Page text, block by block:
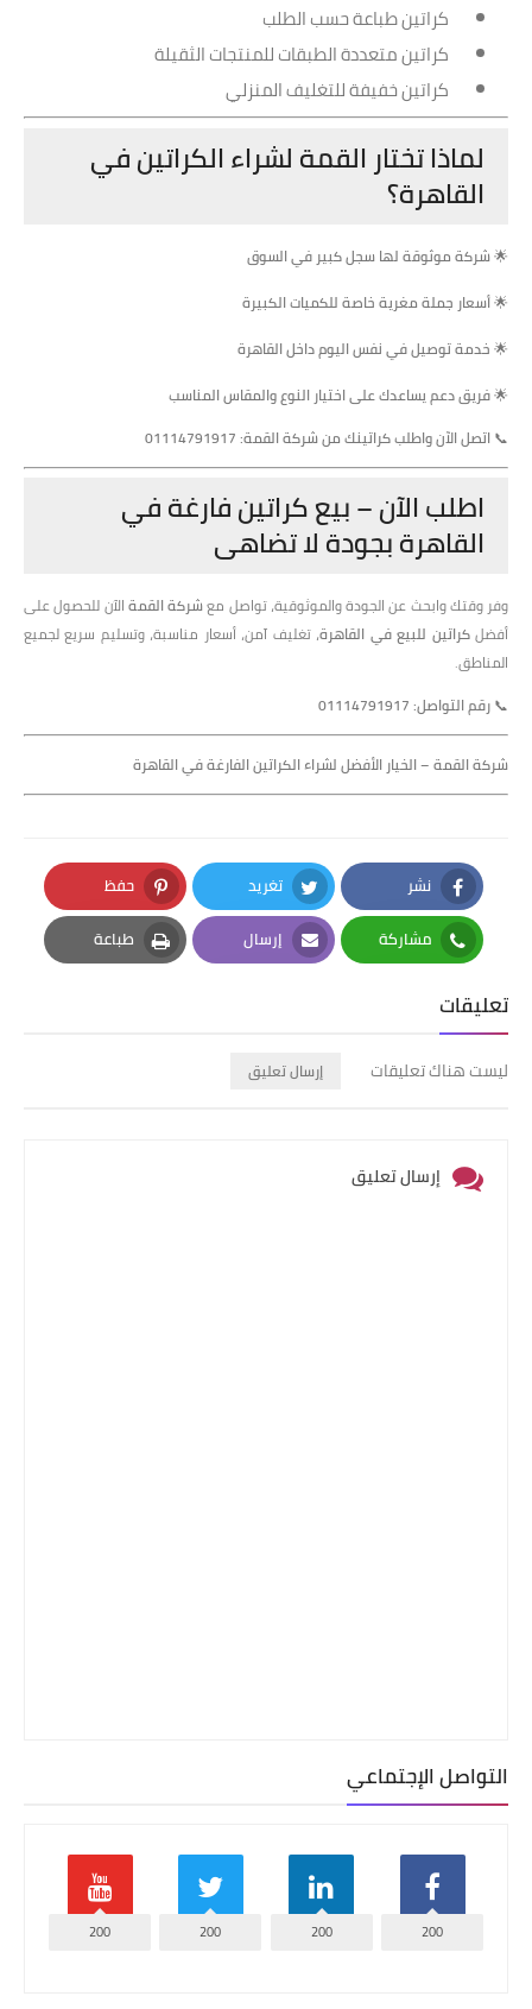
كراتين طباعة حسب الطلب
كراتين متعددة الطبقات للمنتجات الثقيلة
كراتين خفيفة للتغليف المنزلي
لماذا تختار القمة لشراء الكراتين في
القاهرة؟
🌟شركة موثوقة لها سجل كبير في السوق
🌟أسعار جملة مغرية خاصة للكميات الكبيرة
🌟خدمة توصيل في نفس اليوم داخل القاهرة
🌟فريق دعم يساعدك على اختيار النوع والمقاس المناسب
📞اتصل الآن واطلب كراتينك من شركة القمة: 01114791917
اطلب الآن – بيع كراتين فارغة في
القاهرة بجودة لا تضاهى
وفر وقتك وابحث عن الجودة والموثوقية، تواصل معشركة القمةالآن للحصول على
أفضلكراتين للبيع في القاهرة، تغليف آمن، أسعار مناسبة، وتسليم سريع لجميع
المناطق.
📞رقم التواصل: 01114791917
شركة القمة – الخيار الأفضل لشراء الكراتين الفارغة في القاهرة
نشر
Facebook
تغريد
Twitter
حفظ
Pinterest
مشاركة
Whatsapp
إرسال
Email
طباعة
Print
تعليقات
ليست هناك تعليقات إرسال تعليق
إرسال تعليق
التواصل الإجتماعي
200
200
200
200